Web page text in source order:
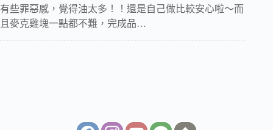
有些罪惡感，覺得油太多！！還是自己做比較安心啦～而
且麥克雞塊一點都不難，完成品…